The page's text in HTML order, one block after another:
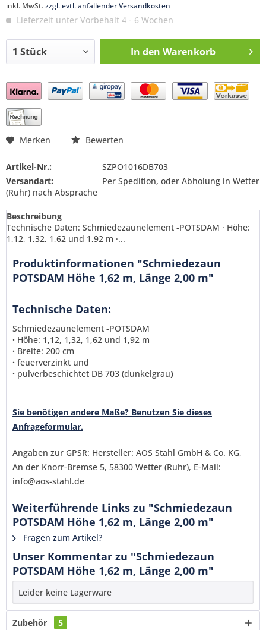
inkl. MwSt.zzgl. evtl. anfallender Versandkosten
Lieferzeit unter Vorbehalt 4 - 6 Wochen
In den Warenkorb
Preis anfragen
verstanden und stimme zu. *
Mit * gekennzeichnete Felder sind Pflichtfelder.
Senden
Merken Bewerten
Artikel-Nr.:
SZPO1016DB703
Versandart:
Per Spedition, oder Abholung in Wetter
(Ruhr) nach Absprache
Beschreibung
Technische Daten: Schmiedezaunelement -POTSDAM · Höhe:
1,12, 1,32, 1,62 und 1,92 m ·...
Produktinformationen "Schmiedezaun
POTSDAM Höhe 1,62 m, Länge 2,00 m"
Technische Daten:
Schmiedezaunelement -POTSDAM
· Höhe: 1,12, 1,32, 1,62 und 1,92 m
· Breite: 200 cm
· feuerverzinkt und
· pulverbeschichtet DB 703 (dunkelgrau)
Sie benötigen andere Maße? Benutzen Sie dieses
Anfrageformular.
Angaben zur GPSR: Hersteller: AOS Stahl GmbH & Co. KG,
An der Knorr-Bremse 5, 58300 Wetter (Ruhr), E-Mail:
info@aos-stahl.de
Weiterführende Links zu "Schmiedezaun
POTSDAM Höhe 1,62 m, Länge 2,00 m"
Fragen zum Artikel?
Unser Kommentar zu "Schmiedezaun
POTSDAM Höhe 1,62 m, Länge 2,00 m"
Leider keine Lagerware
Zubehör 5